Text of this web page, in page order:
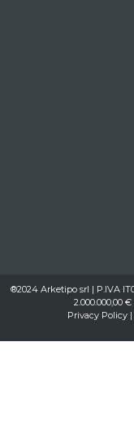
®2024 Arketipo srl | P.IVA
2.000.000,00
Privacy Policy|